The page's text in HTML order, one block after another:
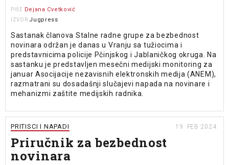
PIŠE Dejana Cvetković
IZVOR Jugpress
Sastanak članova Stalne radne grupe za bezbednost
novinara održan je danas u Vranju sa tužiocima i
predstavnicima policije Pčinjskog i Jablaničkog okruga. Na
sastanku je predstavljen mesečni medijski monitoring za
januar Asocijacije nezavisnih elektronskih medija (ANEM),
razmatrani su dosadašnji slučajevi napada na novinare i
mehanizmi zaštite medijskih radnika.
PRITISCI I NAPADI 19. FEB 2024.
Priručnik za bezbednost
novinara